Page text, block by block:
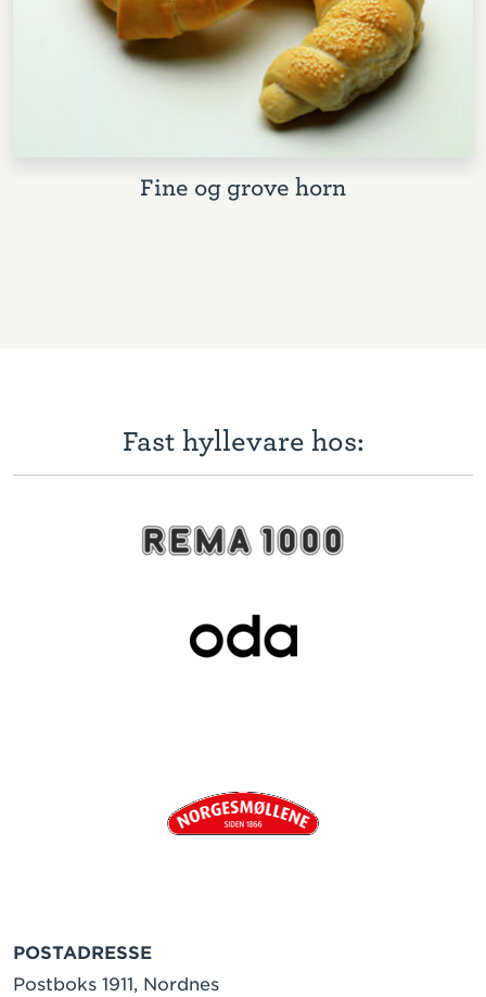
Fine og grove horn
Fast hyllevare hos:
POSTADRESSE
Postboks 1911, Nordnes